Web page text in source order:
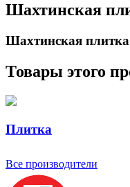
Шахтинская
Шахтинская плитка
Товары этого
Плитка
Все производители